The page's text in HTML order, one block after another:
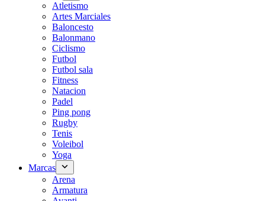
Atletismo
Artes Marciales
Baloncesto
Balonmano
Ciclismo
Futbol
Futbol sala
Fitness
Natacion
Padel
Ping pong
Rugby
Tenis
Voleibol
Yoga
Marcas
Arena
Armatura